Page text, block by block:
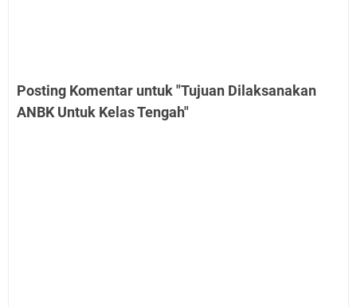
Posting Komentar untuk "Tujuan Dilaksanakan
ANBK Untuk Kelas Tengah"